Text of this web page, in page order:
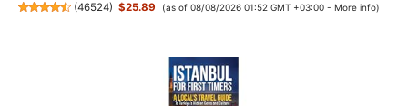
(46524) $25.89 (as of 08/08/2026 01:52 GMT +03:00 - More info)